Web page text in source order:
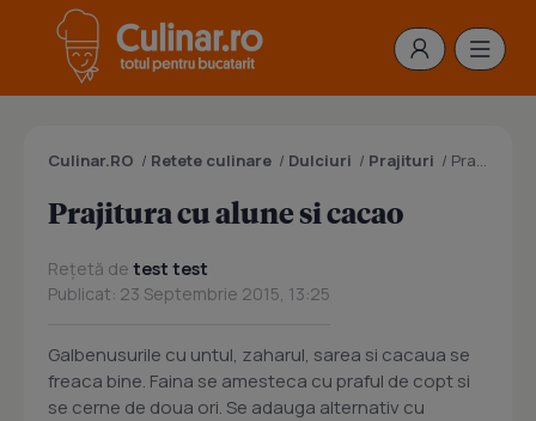
Culinar.RO / Retete culinare / Dulciuri / Prajituri / Prajitura cu alune si cacao
Prajitura cu alune si cacao
Rețetă de test test
Publicat: 23 Septembrie 2015, 13:25
Galbenusurile cu untul, zaharul, sarea si cacaua se
freaca bine. Faina se amesteca cu praful de copt si
se cerne de doua ori. Se adauga alternativ cu